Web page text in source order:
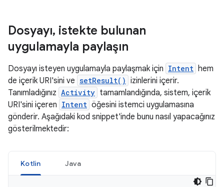
Dosyayı, istekte bulunan
uygulamayla paylaşın
Dosyayı isteyen uygulamayla paylaşmak için Intent hem
de içerik URI'sini ve setResult() izinlerini içerir.
Tanımladığınız Activity tamamlandığında, sistem, içerik
URI'sini içeren Intent öğesini istemci uygulamasına
gönderir. Aşağıdaki kod snippet'inde bunu nasıl yapacağınız
gösterilmektedir:
Kotlin Java